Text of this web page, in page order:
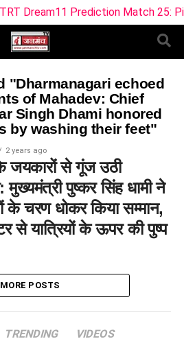
Dream11 Prediction Match 25:
"Dharmanagari echoed
of Mahadev: Chief
Singh Dhami honored
by washing their feet"
2 years ago
जयकारों से गूंज उठी
मुख्यमंत्री पुष्कर सिंह धामी ने
के चरण धोकर किया सम्मान,
से यात्रियों के ऊपर की पुष्प
MORE POSTS
TRENDING VIDEOS